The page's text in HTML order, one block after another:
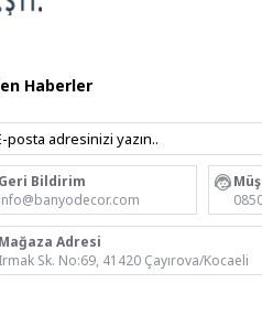
Haberler
Geri Bildirim
info@banyodecor.com
Mağaza Adresi
Irmak Sk. No:69, 41420 Çayırova/Kocaeli